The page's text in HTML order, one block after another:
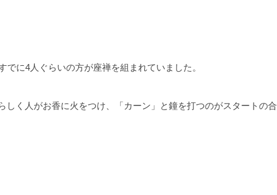
でに4人ぐらいの方が座禅を組まれていました。
しく人がお香に火をつけ、「カーン」と鐘を打つのがスタートの合